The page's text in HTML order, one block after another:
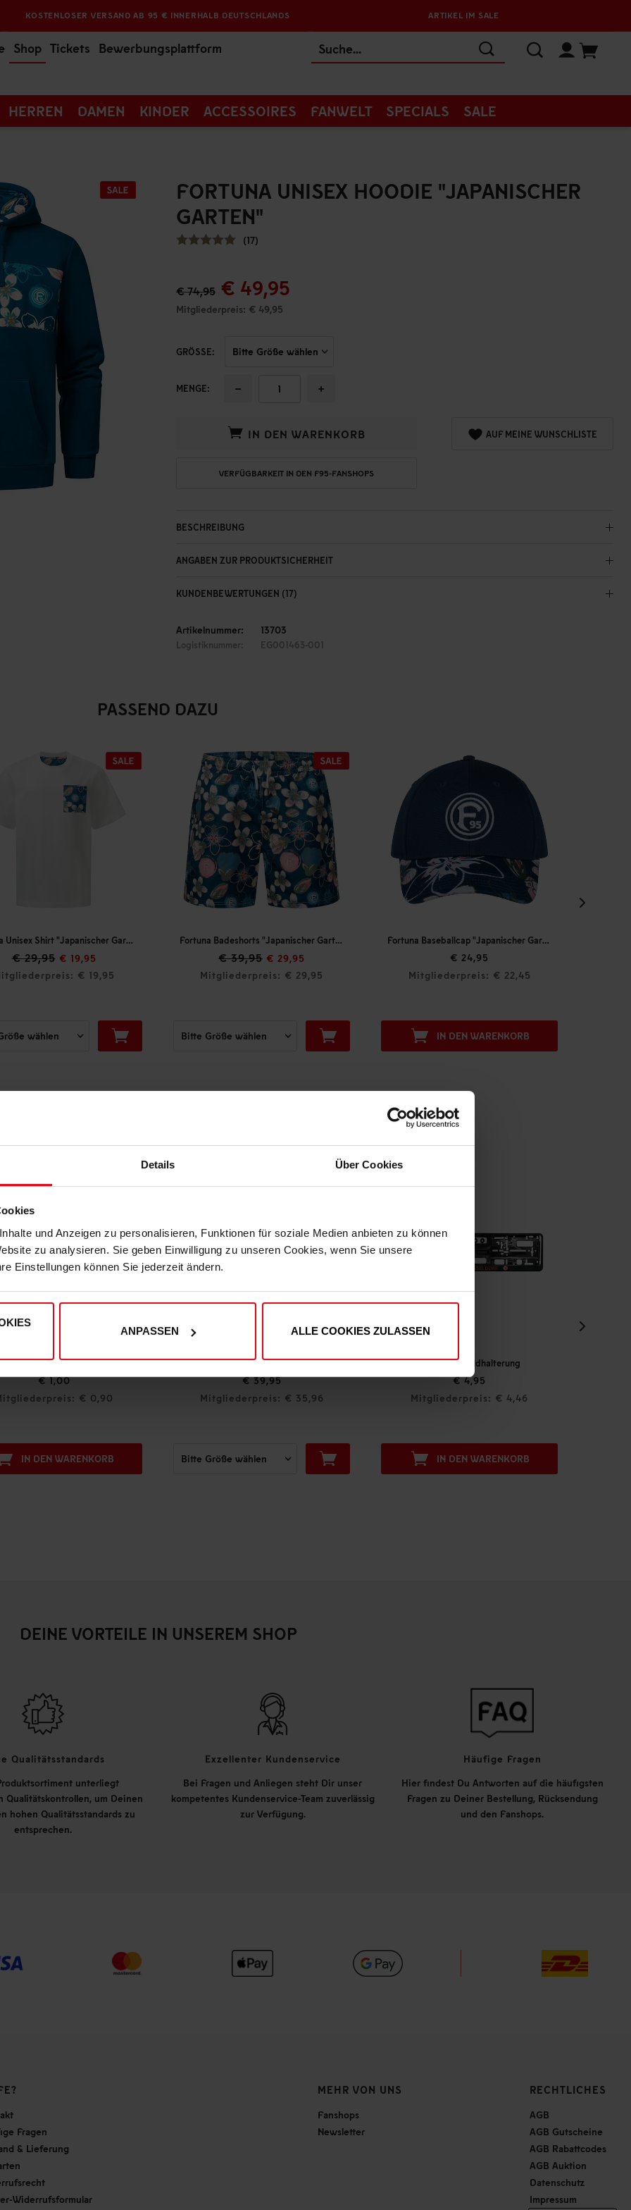
Details Über Cookies
und Anzeigen zu personalisieren, Funktionen für soziale Medien anbieten zu können
zu analysieren. Sie geben Einwilligung zu unseren Cookies, wenn Sie unsere
Einstellungen können Sie jederzeit ändern.
ANPASSEN ALLE COOKIES ZULASSEN
KOSTENLOSER VERSAND AB 95 € INNERHALB DEUTSCHLANDS ARTIKEL IM SALE
Shop Tickets Bewerbungsplattform
HERREN DAMEN KINDER ACCESSOIRES FANWELT SPECIALS SALE
FORTUNA UNISEX HOODIE "JAPANISCHER
GARTEN"
(17)
€ 74,95 € 49,95
Mitgliederpreis: € 49,95
GRÖSSE:
MENGE: − +
IN DEN WARENKORB AUF MEINE WUNSCHLISTE
VERFÜGBARKEIT IN DEN F95-FANSHOPS
BESCHREIBUNG
ANGABEN ZUR PRODUKTSICHERHEIT
KUNDENBEWERTUNGEN (17)
Artikelnummer: 13703
Logistiknummer: EG001463-001
PASSEND DAZU
€ 39,95 € 29,95
Mitgliederpreis: € 29,95
€ 24,95
Mitgliederpreis: € 22,45
IN DEN WARENKORB
€ 29,95 € 24,95
Mitgliederpreis: € 24,95
IN DEN WARENKORB
Fortuna Badeshorts "Botanischer Garten"
€ 39,95
Mitgliederpreis: € 35,96
Nummernschildhalterung
€ 4,95
Mitgliederpreis: € 4,46
IN DEN WARENKORB
Gutschein Print@Home "Skyline"
ab € 5,00
Mitgliederpreis: € 5,00
PERSONALISIEREN
DEINE VORTEILE IN UNSEREM SHOP
Qualitätsstandards
unterliegt
Qualitätskontrollen, um Deinen
hohen Qualitätsstandards zu
entsprechen.
Exzellenter Kundenservice
Bei Fragen und Anliegen steht Dir unser
kompetentes Kundenservice-Team zuverlässig
zur Verfügung.
Häufige Fragen
Hier findest Du Antworten auf die häufigsten
Fragen zu Deiner Bestellung, Rücksendung
und den Fanshops.
Fragen
& Lieferung
Widerrufsformular
MEHR VON UNS
Fanshops
Newsletter
RECHTLICHES
AGB
AGB Gutscheine
AGB Rabattcodes
AGB Auktion
Datenschutz
Impressum